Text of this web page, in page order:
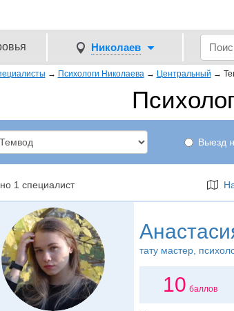
Николаев
→ Психологи Николаева → Центральный →
Выезд
1 специалист
тату мастер,
10 баллов